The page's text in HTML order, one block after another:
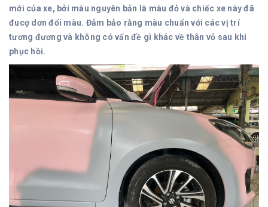
mới của xe, bởi màu nguyên bản là màu đỏ và chiếc xe này đã
đucợ dơn đổi màu. Đảm bảo rằng màu chuẩn với các vị trí
tương đương và không có vấn đề gì khác về thân vỏ sau khi
phục hồi.